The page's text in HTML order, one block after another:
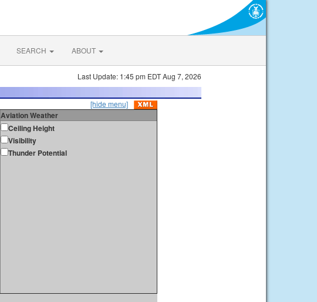
SEARCH ABOUT
Last Update: 1:45 pm EDT Aug 7, 2026
[hide menu]
Aviation Weather
Ceiling Height
Visibility
Thunder Potential